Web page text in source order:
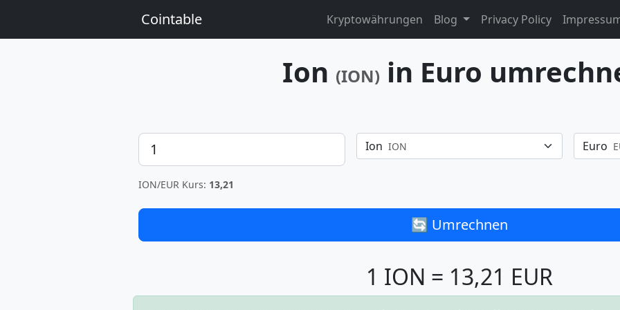
Cointable Kryptowährungen Blog Privacy Policy
Ion (ION) in Euro
Betrag Ion ION Euro
ION/EUR Kurs: 13,21
🔄 Umrechnen
1 ION = 13,21 EUR